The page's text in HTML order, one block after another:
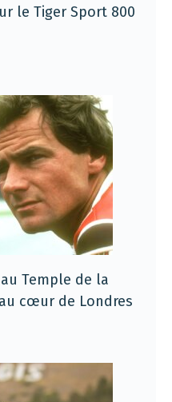
le Tiger Sport 800
Temple de la
cœur de Londres